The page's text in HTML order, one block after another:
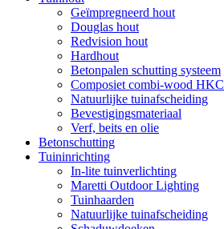
Geïmpregneerd hout
Douglas hout
Redvision hout
Hardhout
Betonpalen schutting systeem
Composiet combi-wood HKC
Natuurlijke tuinafscheiding
Bevestigingsmateriaal
Verf, beits en olie
Betonschutting
Tuininrichting
In-lite tuinverlichting
Maretti Outdoor Lighting
Tuinhaarden
Natuurlijke tuinafscheiding